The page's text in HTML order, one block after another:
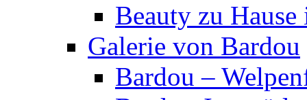
Beauty zu Hause
Galerie von Bardou
Bardou –